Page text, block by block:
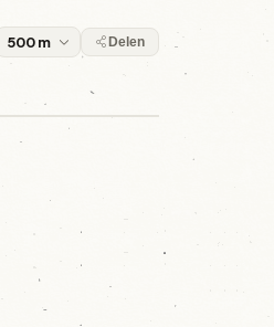
Delen